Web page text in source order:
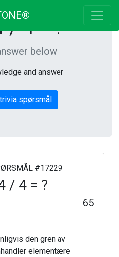
/ 4 = ?
below
and answer
spørsmål
#17229
/ 4 = ?
65
den gren av
elementære